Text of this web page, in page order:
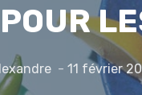
11 février